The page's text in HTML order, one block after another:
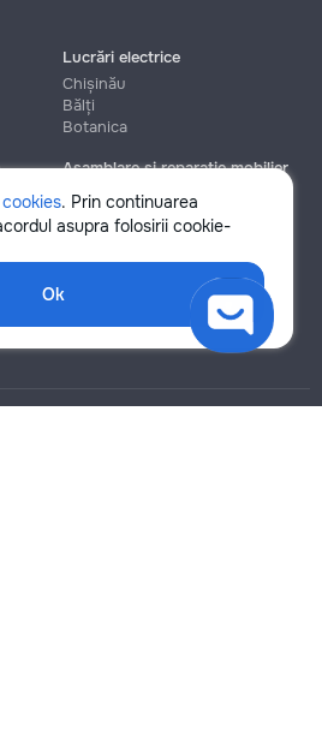
cookies. Prin continuarea
asupra folosirii cookie-
Ok
Lucrări electrice
Chișinău
Bălți
Botanica
Asamblare și reparație mobilier
Chișinău
Botanica